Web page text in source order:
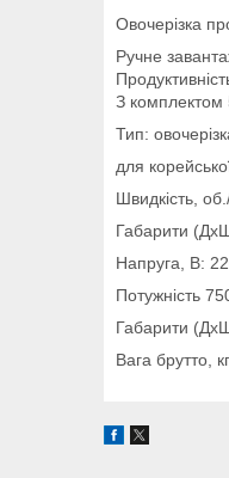
Овочерізка
Ручне
З
Тип:
для
Швидкість,
Габарити
Напруга, В:
Потужність
Габарити
Вага брутто,